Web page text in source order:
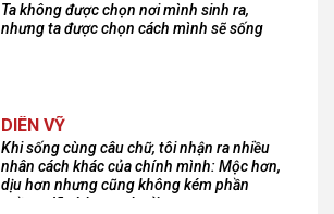
Ta không được chọn nơi mình sinh ra,
nhưng ta được chọn cách mình sẽ sống
DIÊN VỸ
Khi sống cùng câu chữ, tôi nhận ra nhiều
nhân cách khác của chính mình: Mộc hơn,
dịu hơn nhưng cũng không kém phần
cuồng dã và hoang hoải...